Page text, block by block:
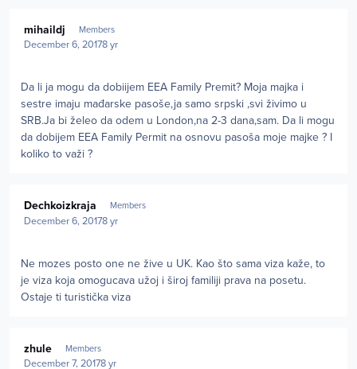
mihaildj Members
December 6, 20178 yr
Da li ja mogu da dobiijem EEA Family Premit? Moja majka i
sestre imaju mađarske pasoše,ja samo srpski ,svi živimo u
SRB.Ja bi želeo da odem u London,na 2-3 dana,sam. Da li mogu
da dobijem EEA Family Permit na osnovu pasoša moje majke ? I
koliko to važi ?
Dechkoizkraja Members
December 6, 20178 yr
Ne mozes posto one ne žive u UK. Kao što sama viza kaže, to
je viza koja omogucava užoj i široj familiji prava na posetu.
Ostaje ti turistička viza
zhule Members
December 7, 20178 yr